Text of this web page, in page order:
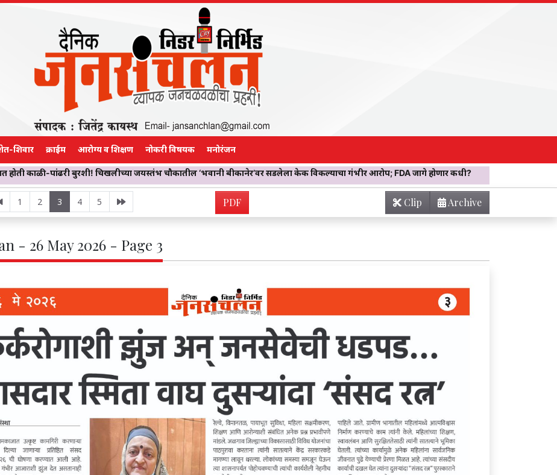
शिवार क्राईम आरोग्य व शिक्षण नोकरी विषयक मनोरंजन
बुरशी! चिखलीच्या जयस्तंभ चौकातील ‘भवानी बीकानेर’वर सडलेला केक विकल्याचा गंभीर आरोप; FDA जागे होणार कधी? EXCLUSIVE! एक रडण्याचा
1 2 3 4 5 PDF Archive
Clip
- 26 May 2026 - Page 3